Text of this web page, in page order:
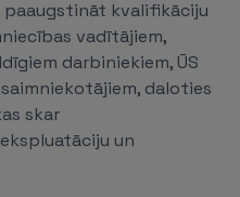
paaugstināt kvalifikāciju
vadītājiem,
darbiniekiem, ŪS
daloties
skar
un